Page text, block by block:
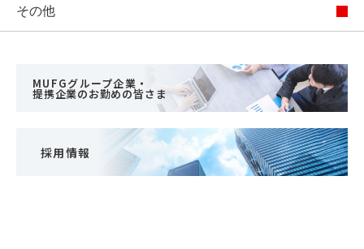
その他
MUFGグループ企業・
提携企業のお勤めの皆さま
採用情報